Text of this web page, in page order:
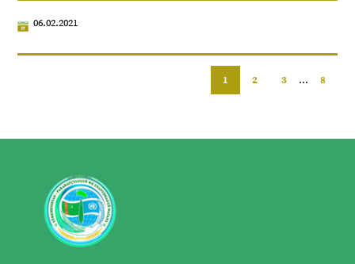
06.02.2021
1 2 3 ... 8